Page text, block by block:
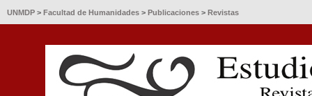
UNMDP > Facultad de Humanidades > Publicaciones > Revistas